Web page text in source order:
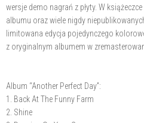
wersje demo nagrań z płyty. W
albumu oraz wiele nigdy
limitowana edycja pojedynczego
z oryginalnym albumem w
Album “Another Perfect Day”:
1. Back At The Funny Farm
2. Shine